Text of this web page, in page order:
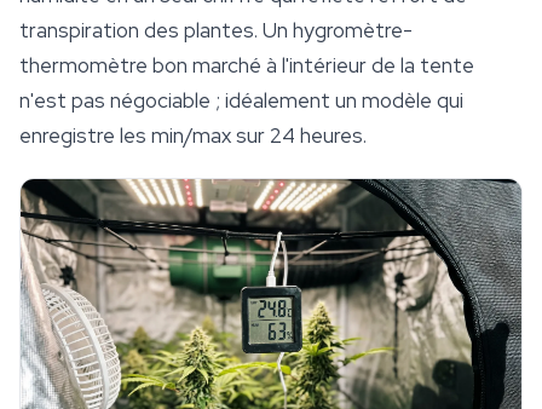
transpiration des plantes. Un hygromètre-
thermomètre bon marché à l'intérieur de la tente
n'est pas négociable ; idéalement un modèle qui
enregistre les min/max sur 24 heures.